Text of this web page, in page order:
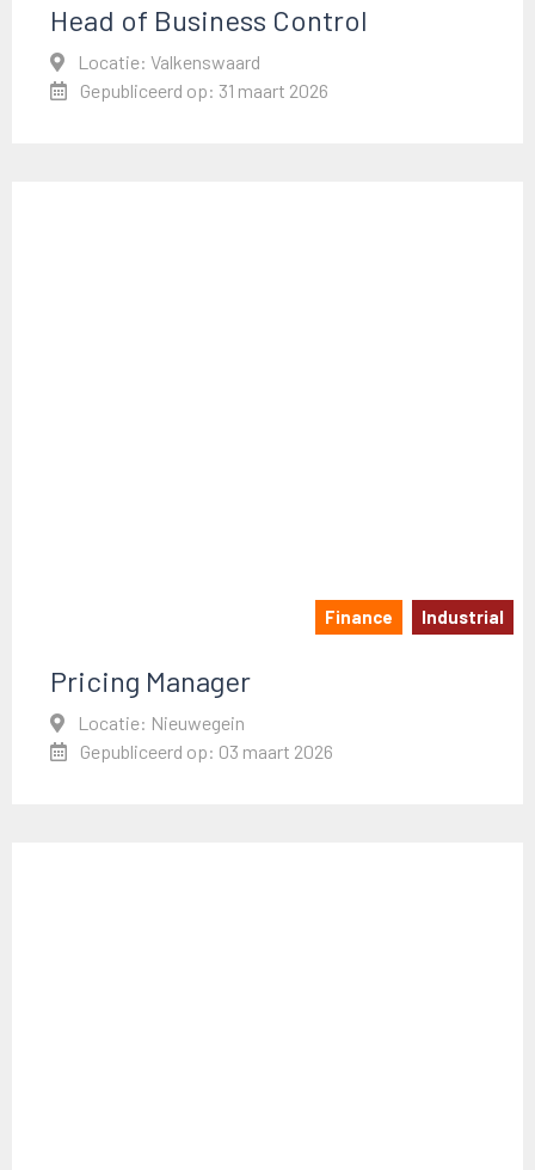
Head of Business Control
Locatie: Valkenswaard
Gepubliceerd op: 31 maart 2026
Finance Industrial
Pricing Manager
Locatie: Nieuwegein
Gepubliceerd op: 03 maart 2026